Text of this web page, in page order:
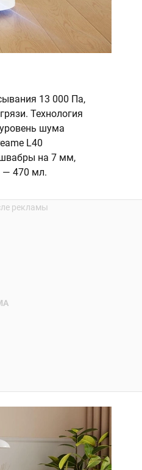
13 000 Па,
Технология
шума
L40
швабры на 7 мм,
— 470 мл.